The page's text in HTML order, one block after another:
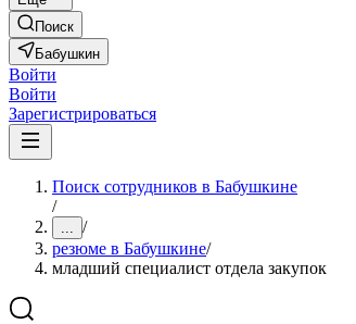
Поиск
Бабушкин
Войти
Войти
Зарегистрироваться
Поиск сотрудников в Бабушкине
/
... /
резюме в Бабушкине/
младший специалист отдела закупок